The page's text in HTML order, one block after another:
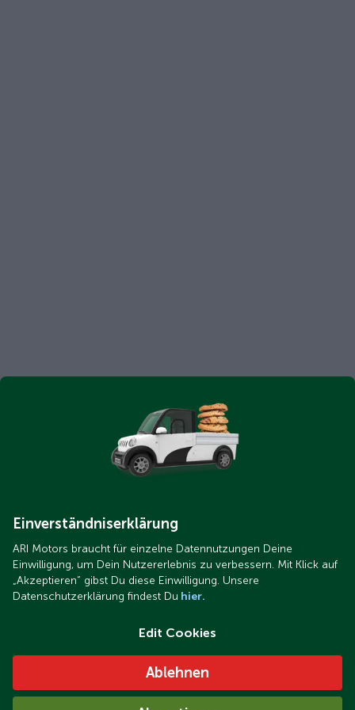
Einverständniserklärung
ARI Motors braucht für einzelne Datennutzungen Deine
Einwilligung, um Dein Nutzererlebnis zu verbessern. Mit Klick auf
„Akzeptieren“ gibst Du diese Einwilligung. Unsere
Datenschutzerklärung findest Du hier.
Edit Cookies
Ablehnen